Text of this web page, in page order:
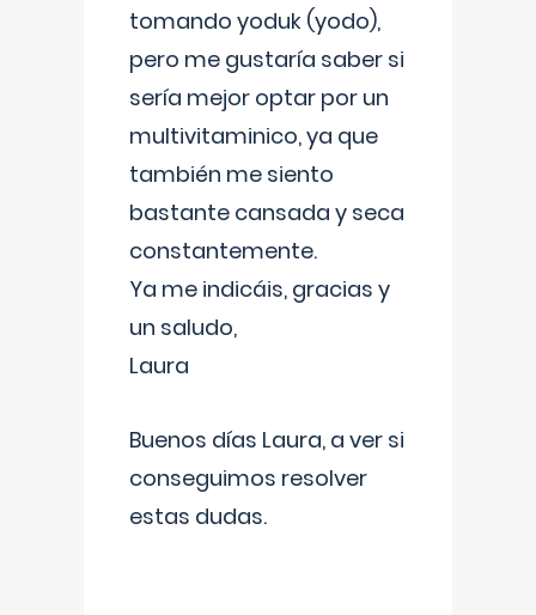
tomando yoduk (yodo),
pero me gustaría saber si
sería mejor optar por un
multivitaminico, ya que
también me siento
bastante cansada y seca
constantemente.
Ya me indicáis, gracias y
un saludo,
Laura
Buenos días Laura, a ver si
conseguimos resolver
estas dudas.